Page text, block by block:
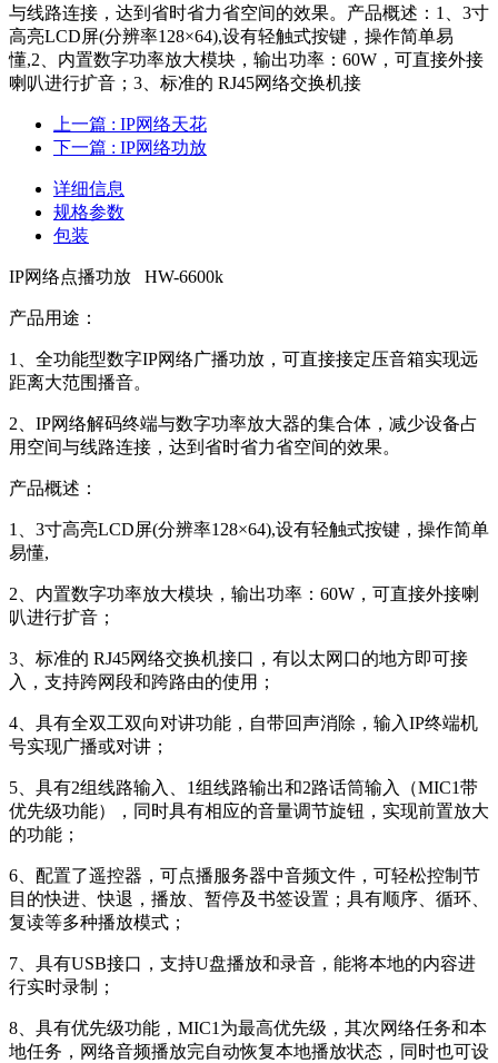
与线路连接，达到省时省力省空间的效果。产品概述：1、3寸
高亮LCD屏(分辨率128×64),设有轻触式按键，操作简单易
懂,2、内置数字功率放大模块，输出功率：60W，可直接外接
喇叭进行扩音；3、标准的 RJ45网络交换机接
上一篇 : IP网络天花
下一篇 : IP网络功放
详细信息
规格参数
包装
IP网络点播功放 HW-6600k
产品用途：
1、全功能型数字IP网络广播功放，可直接接定压音箱实现远
距离大范围播音。
2、IP网络解码终端与数字功率放大器的集合体，减少设备占
用空间与线路连接，达到省时省力省空间的效果。
产品概述：
1、3寸高亮LCD屏(分辨率128×64),设有轻触式按键，操作简单
易懂,
2、内置数字功率放大模块，输出功率：60W，可直接外接喇
叭进行扩音；
3、标准的 RJ45网络交换机接口，有以太网口的地方即可接
入，支持跨网段和跨路由的使用；
4、具有全双工双向对讲功能，自带回声消除，输入IP终端机
号实现广播或对讲；
5、具有2组线路输入、1组线路输出和2路话筒输入（MIC1带
优先级功能），同时具有相应的音量调节旋钮，实现前置放大
的功能；
6、配置了遥控器，可点播服务器中音频文件，可轻松控制节
目的快进、快退，播放、暂停及书签设置；具有顺序、循环、
复读等多种播放模式；
7、具有USB接口，支持U盘播放和录音，能将本地的内容进
行实时录制；
8、具有优先级功能，MIC1为最高优先级，其次网络任务和本
地任务，网络音频播放完自动恢复本地播放状态，同时也可设